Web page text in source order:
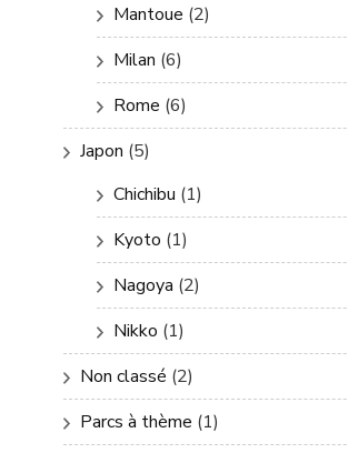
Mantoue (2)
Milan (6)
Rome (6)
Japon (5)
Chichibu (1)
Kyoto (1)
Nagoya (2)
Nikko (1)
Non classé (2)
Parcs à thème (1)